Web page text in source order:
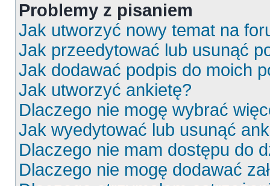
Problemy z pisaniem
Jak utworzyć nowy temat na
Jak przeedytować lub usunąć
Jak dodawać podpis do moich
Jak utworzyć ankietę?
Dlaczego nie mogę wybrać
Jak wyedytować lub usunąć
Dlaczego nie mam dostępu do
Dlaczego nie mogę dodawać